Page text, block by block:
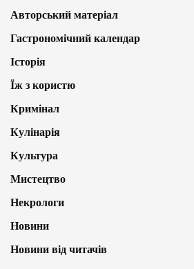
Авторський матеріал
Гастрономічний календар
Історія
Їж з користю
Кримінал
Кулінарія
Культура
Мистецтво
Некрологи
Новини
Новини від читачів